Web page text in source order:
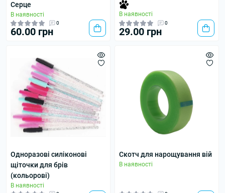
Серце
В наявності
0
60.00 грн
В наявності
0
29.00 грн
Одноразові силіконові
щіточки для брів
(кольорові)
В наявності
Скотч для нарощування вій
В наявності